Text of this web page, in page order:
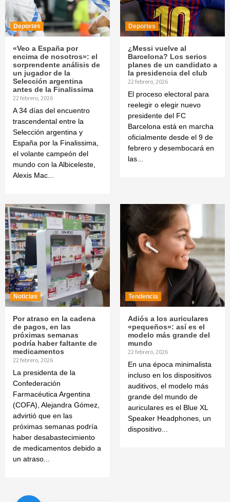
Deportes
«Veo a España por
encima de nosotros»: el
sorprendente análisis de
un jugador de la
Selección argentina
antes de la Finalissima
22 febrero, 2026
A 34 días del encuentro
trascendental entre la
Selección argentina y
España por la Finalissima,
el volante campeón del
mundo con la Albiceleste,
Alexis Mac...
Deportes
¿Messi vuelve al
Barcelona? Los serios
planes de un candidato a
la presidencia del club
22 febrero, 2026
El proceso electoral para
reelegir o elegir nuevo
presidente del FC
Barcelona está en marcha
oficialmente desde el 9 de
febrero y desembocará en
las...
Noticias
Por atraso en la cadena
de pagos, en las
próximas semanas
podría haber faltante de
medicamentos
22 febrero, 2026
La presidenta de la
Confederación
Farmacéutica Argentina
(COFA), Alejandra Gómez,
advirtió que en las
próximas semanas podría
haber desabastecimiento
de medicamentos debido a
un atraso...
Tendencia
Adiós a los auriculares
«pequeños»: así es el
modelo más grande del
mundo
22 febrero, 2026
En una época minimalista
incluso en los dispositivos
auditivos, el modelo más
grande del mundo de
auriculares es el Blue XL
Speaker Headphones, un
dispositivo...